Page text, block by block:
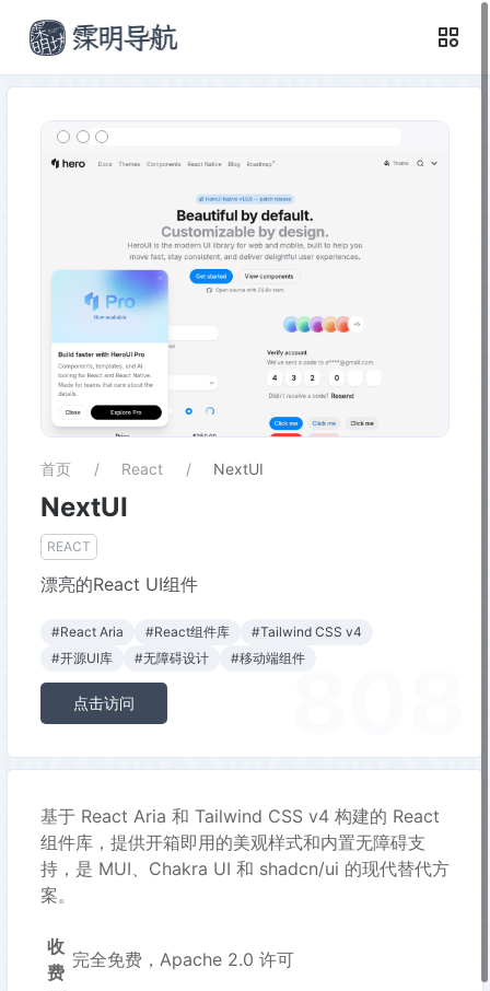
首页 React NextUI
NextUI
REACT
漂亮的React UI组件
#React Aria #React组件库
#Tailwind CSS v4
#开源UI库
#无障碍设计 #移动端组件
点击访问 808
基于 React Aria 和 Tailwind CSS v4 构建的 React
组件库，提供开箱即用的美观样式和内置无障碍支
持，是 MUI、Chakra UI 和 shadcn/ui 的现代替代方
案。
收
费
完全免费，Apache 2.0 许可